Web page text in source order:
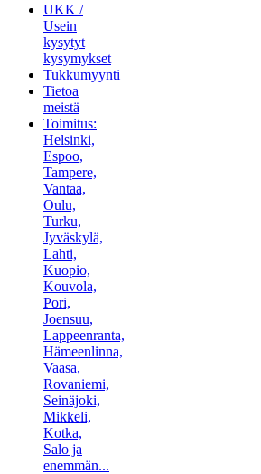
UKK /
Usein
kysytyt
kysymykset
Tukkumyynti
Tietoa
meistä
Toimitus:
Helsinki,
Espoo,
Tampere,
Vantaa,
Oulu,
Turku,
Jyväskylä,
Lahti,
Kuopio,
Kouvola,
Pori,
Joensuu,
Lappeenranta,
Hämeenlinna,
Vaasa,
Rovaniemi,
Seinäjoki,
Mikkeli,
Kotka,
Salo ja
enemmän...